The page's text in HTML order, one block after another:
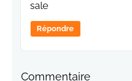
sale
Répondre
Commentaire